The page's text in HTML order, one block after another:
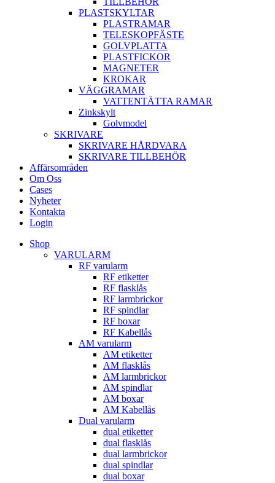
PLASTSKYLTAR
PLASTRAMAR
TELESKOPFÄSTE
GOLVPLATTA
PLASTFICKOR
MAGNETER
KROKAR
VÄGGRAMAR
VATTENTÄTTA RAMAR
Zinkskylt
Golvmodel
SKRIVARE
SKRIVARE HÅRDVARA
SKRIVARE TILLBEHÖR
Affärsområden
Om Oss
Cases
Nyheter
Kontakta
Login
Shop
VARULARM
RF varularm
RF etiketter
RF flasklås
RF larmbrickor
RF spindlar
RF boxar
RF Kabellås
AM varularm
AM etiketter
AM flasklås
AM larmbrickor
AM spindlar
AM boxar
AM Kabellås
Dual varularm
dual etiketter
dual flasklås
dual larmbrickor
dual spindlar
dual boxar